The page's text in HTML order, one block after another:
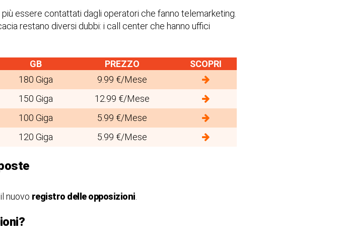
essere contattati dagli operatori che fanno telemarketing.
restano diversi dubbi: i call center che hanno uffici
GB PREZZO
SCOPRI
180 Giga
9.99 €/Mese
150 Giga
12.99 €/Mese
100 Giga
5.99 €/Mese
120 Giga 5.99 €/Mese
nuovo registro delle opposizioni